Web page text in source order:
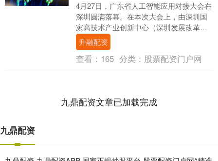
4月27日，广东省人工智能应用对接大会在
深圳圆满落幕。在本次大会上，由深圳国
家高技术产业创新中心（深圳发展改革研
究院）打造的DIKI-Brain 广东省人工智
能....
升融配资
查看： 165 分类： 股票配资门户网
九鼎配资文章已加载完成
九鼎配资